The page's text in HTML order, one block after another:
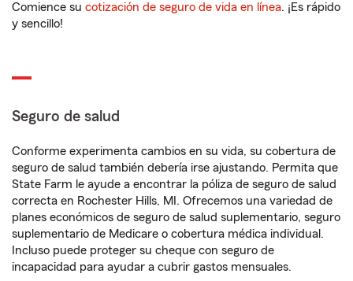
Comience su cotización de seguro de vida en línea. ¡Es rápido
y sencillo!
Seguro de salud
Conforme experimenta cambios en su vida, su cobertura de
seguro de salud también debería irse ajustando. Permita que
State Farm le ayude a encontrar la póliza de seguro de salud
correcta en Rochester Hills, MI. Ofrecemos una variedad de
planes económicos de seguro de salud suplementario, seguro
suplementario de Medicare o cobertura médica individual.
Incluso puede proteger su cheque con seguro de
incapacidad para ayudar a cubrir gastos mensuales.